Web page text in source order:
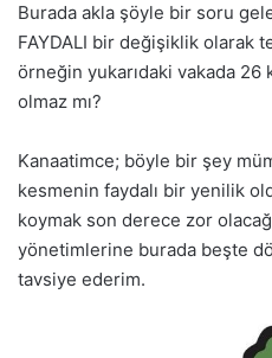
Burada akla şöyle bir soru
FAYDALI bir değişiklik olarak
örneğin yukarıdaki vakada 26
olmaz mı?
Kanaatimce; böyle bir şey
kesmenin faydalı bir yenilik
koymak son derece zor
yönetimlerine burada beşte
tavsiye ederim.